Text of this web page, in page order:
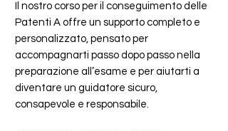
Il nostro corso per il conseguimento delle
Patenti A offre un supporto completo e
personalizzato, pensato per
accompagnarti passo dopo passo nella
preparazione all’esame e per aiutarti a
diventare un guidatore sicuro,
consapevole e responsabile.